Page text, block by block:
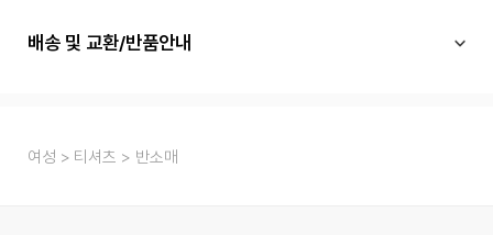
배송 및 교환/반품안내
여성 티셔츠 반소매